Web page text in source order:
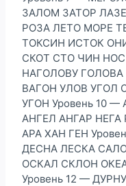
ЗАЛОМ ЗАТОР
РОЗА ЛЕТО МОРЕ
ТОКСИН ИСТОК
СКОТ СТО ЧИН
НАГОЛОВУ
ВАГОН УЛОВ УГОЛ
УГОН Уровень 10
АНГЕЛ АНГАР НЕГА
АРА ХАН ГЕН
ДЕСНА ЛЕСКА
ОСКАЛ СКЛОН
Уровень 12 —